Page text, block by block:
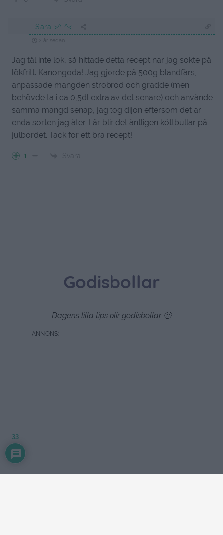
Sara >^.^<
Jag tål inte lök, så hittade detta recept när jag sökte på
lökfritt. Kanongoda! Jag gjorde på 500g blandfärs,
anpassade mängden ströbröd och grädde (men
behövde ta i ca 0,5dl extra av det senare) och använde
samma mängd senap, jag tog dijon eftersom det är
enda sorten jag äter. I år blir det äntligen köttbullar på
julbordet. Tack för ett bra recept!
1 Svara
Godisbollar
Dagens lilla tips blir godisbollar 🙂
33